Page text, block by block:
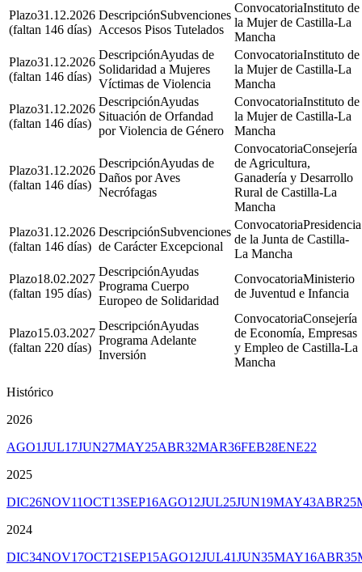
31.12.2026
(faltan 146 días)
Subvenciones
Accesos Pisos Tutelados
Instituto de
la Mujer de Castilla-La
Mancha
31.12.2026
(faltan 146 días)
Ayudas de
Solidaridad a Mujeres
Víctimas de Violencia
Instituto de
la Mujer de Castilla-La
Mancha
31.12.2026
(faltan 146 días)
Ayudas
Situación de Orfandad
por Violencia de Género
Instituto de
la Mujer de Castilla-La
Mancha
31.12.2026
(faltan 146 días)
Ayudas de
Daños por Aves
Necrófagas
Consejería
de Agricultura,
Ganadería y Desarrollo
Rural de Castilla-La
Mancha
31.12.2026
(faltan 146 días)
Subvenciones
de Carácter Excepcional
Presidencia
de la Junta de Castilla-
La Mancha
18.02.2027
(faltan 195 días)
Ayudas
Programa Cuerpo
Europeo de Solidaridad
Ministerio
de Juventud e Infancia
15.03.2027
(faltan 220 días)
Ayudas
Programa Adelante
Inversión
Consejería
de Economía, Empresas
y Empleo de Castilla-La
Mancha
Histórico
2026
AGO1JUL17JUN27MAY25ABR32MAR36FEB28ENE22
2025
DIC26NOV11OCT13SEP16AGO12JUL25JUN19MAY43ABR25
2024
DIC34NOV17OCT21SEP15AGO12JUL41JUN35MAY16ABR35